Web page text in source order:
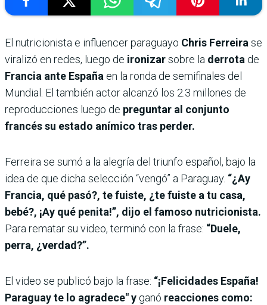
El nutricionista e influencer paraguayo Chris Ferreirase
viralizó en redes, luego de ironizarsobre la derrota de
Francia ante España en la ronda de semifinales del
Mundial. El también actor alcanzó los 2.3 millones de
reproducciones luego de preguntar al conjunto
francés su estado anímico tras perder.
Ferreira se sumó a la alegría del triunfo español, bajo la
idea de que dicha selección “vengó” a Paraguay. “¿Ay
Francia, qué pasó?, te fuiste, ¿te fuiste a tu casa,
bebé?, ¡Ay qué penita!”, dijo el famoso nutricionista.
Para rematar su video, terminó con la frase: “Duele,
perra, ¿verdad?”.
El video se publicó bajo la frase: “¡Felicidades España!
Paraguay te lo agradece" y ganó reacciones como: